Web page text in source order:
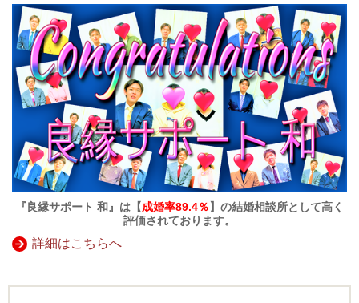
『良縁サポート 和』は【成婚率89.4％】の結婚相談所として高く
評価されております。
詳細はこちらへ